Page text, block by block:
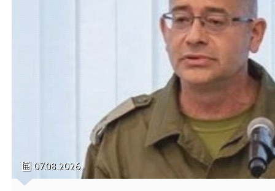
07.08.2026